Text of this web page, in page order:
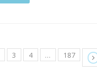
3 4 … 187